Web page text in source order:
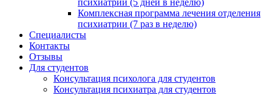
психиатрии (5 дней в неделю)
Комплексная программа лечения отделения
психиатрии (7 раз в неделю)
Специалисты
Контакты
Отзывы
Для студентов
Консультация психолога для студентов
Консультация психиатра для студентов